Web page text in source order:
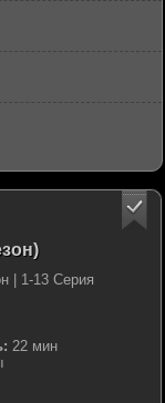
| 1-13 Серия
22 мин